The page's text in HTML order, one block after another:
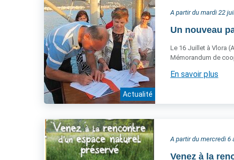
Actualité
A partir du mardi 22
Un nouveau
Le 16 Juillet à Vlora
Mémorandum de
En savoir plus
A partir du mercredi 6
Venez à la